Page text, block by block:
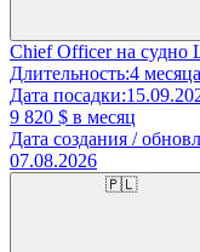
Chief Officer на судно
Длительность:4 месяца
Дата посадки:
9 820 $ в месяц
Дата создания /
07.08.2026
🇵🇱